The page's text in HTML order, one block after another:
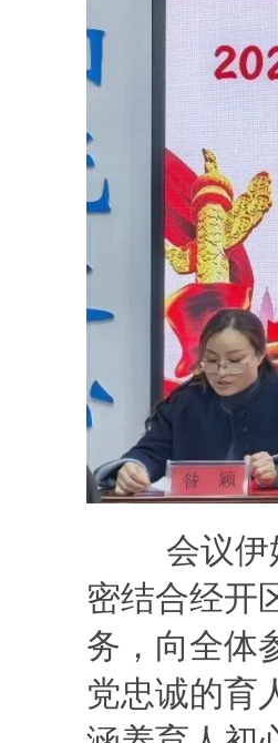
会议
密结合经开
务， 向全体
党忠诚的育